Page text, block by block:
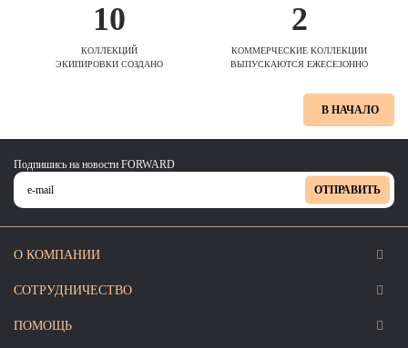
10
КОЛЛЕКЦИЙ
ЭКИПИРОВКИ СОЗДАНО
2
КОММЕРЧЕСКИЕ КОЛЛЕКЦИИ
ВЫПУСКАЮТСЯ ЕЖЕСЕЗОННО
В НАЧАЛО
Подпишись на новости FORWARD
ОТПРАВИТЬ
О КОМПАНИИ
СОТРУДНИЧЕСТВО
ПОМОЩЬ